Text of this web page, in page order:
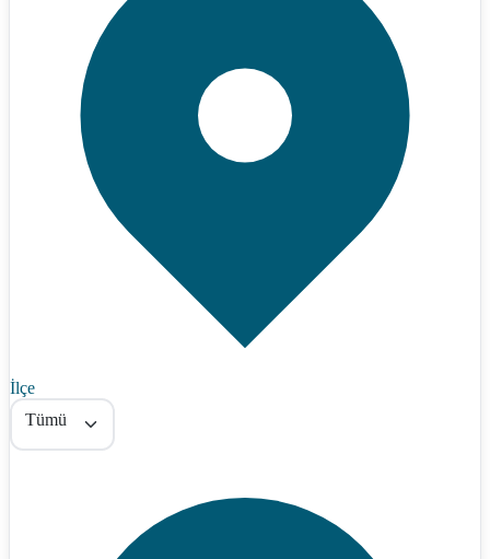
İlçe
Tümü